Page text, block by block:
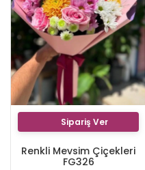
Sipariş Ver
Renkli Mevsim Çiçekleri
FG326